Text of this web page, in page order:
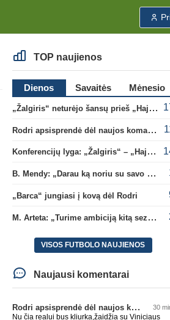
TOP naujienos
Dienos Savaitės
Mėnesio
„Žalgiris“ neturėjo šansų prieš „Hajduk“
Rodri apsisprendė dėl naujos komandos
Konferencijų lyga: „Žalgiris“ – „Hajduk“ (rungtynės tiesiogiai)
B. Mendy: „Darau ką noriu su savo pasaulio čempionato titulu“
„Barca“ jungiasi į kovą dėl Rodri
M. Arteta: „Turime ambiciją kitą sezoną kovoti dėl visų titulų“
VISOS FUTBOLO NAUJIENOS
Naujausi komentarai
Rodri apsisprendė dėl naujos komandos 30
Nu čia realui bus kliurka,žaidžia su Viniciaus